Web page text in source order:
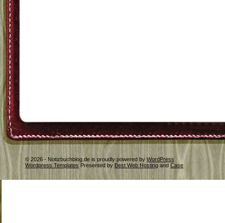
© 2026 - Notizbuchblog.de is proudly powered by WordPress
Wordpress Templates Presented by Best Web Hosting and Case